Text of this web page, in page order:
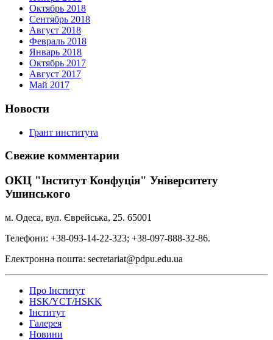
Октябрь 2018
Сентябрь 2018
Август 2018
Февраль 2018
Январь 2018
Октябрь 2017
Август 2017
Май 2017
Новости
Грант института
Свежие комментарии
ОКЦ "Інститут Конфуція" Університету
Ушинського
м. Одеса, вул. Єврейська, 25. 65001
Телефони: +38-093-14-22-323; +38-097-888-32-86.
Електронна пошта: secretariat@pdpu.edu.ua
Про Інститут
HSK/YCT/HSKK
Інститут
Галерея
Новини